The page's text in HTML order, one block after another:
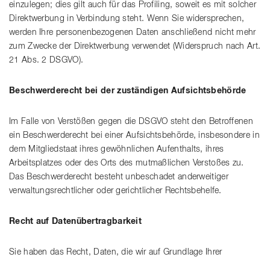
einzulegen; dies gilt auch für das Profiling, soweit es mit solcher
Direktwerbung in Verbindung steht. Wenn Sie widersprechen,
werden Ihre personenbezogenen Daten anschließend nicht mehr
zum Zwecke der Direktwerbung verwendet (Widerspruch nach Art.
21 Abs. 2 DSGVO).
Beschwerderecht bei der zuständigen Aufsichtsbehörde
Im Falle von Verstößen gegen die DSGVO steht den Betroffenen
ein Beschwerderecht bei einer Aufsichtsbehörde, insbesondere in
dem Mitgliedstaat ihres gewöhnlichen Aufenthalts, ihres
Arbeitsplatzes oder des Orts des mutmaßlichen Verstoßes zu.
Das Beschwerderecht besteht unbeschadet anderweitiger
verwaltungsrechtlicher oder gerichtlicher Rechtsbehelfe.
Recht auf Datenübertragbarkeit
Sie haben das Recht, Daten, die wir auf Grundlage Ihrer